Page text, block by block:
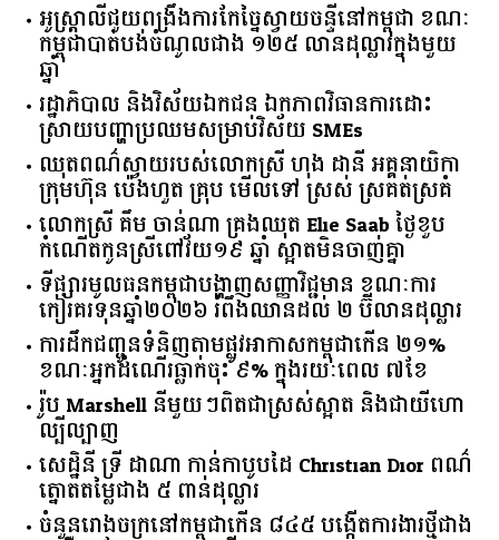
អូស្ត្រាលី​ជួយ​ពង្រឹង​ការ​កែច្នៃ​ស្វាយចន្ទី​នៅ​កម្ពុជា​ ​ខណៈ​
កម្ពុជា​បាត់បង់​ចំណូល​ជាង​ ​១២៥​ ​លាន​ដុល្លារ​ក្នុង​មួយ​
ឆ្នាំ​
រដ្ឋាភិបាល​ ​និង​វិស័យ​ឯកជន ​ឯកភាព​វិធានការ​ដោះ
ស្រាយ​បញ្ហា​ប្រឈម​​សម្រាប់​វិស័យ​ ​SMEs​
ឈុតពណ៌ស្វាយរបស់លោកស្រី ហុង ដានី អគ្គ​នាយិកា​
ក្រុមហ៊ុន ប៉េងហួត គ្រុប មើលទៅ ស្រស់ ស្រគត់ស្រគំ
លោកស្រី គឹម ចាន់ណា គ្រងឈុត Elie Saab ថ្ងៃខួប
កំណើតកូនស្រីពៅវ័យ១៩ ឆ្នាំ ស្អាតមិនចាញ់គ្នា
ទីផ្សារ​មូលធន​កម្ពុជា​បង្ហាញ​សញ្ញា​វិជ្ជមាន​ ​ខណៈ​ការ​
កៀរគរ​ទុន​ឆ្នាំ​២០២៦​ ​រំពឹង​ឈានដល់​ ​២​ ​ប៊ីលាន​ដុល្លារ​
ការដឹកជញ្ជូនទំនិញតាមផ្លូវអាកាសកម្ពុជាកើន ២១%
ខណៈអ្នកដំណើរធ្លាក់ចុះ ៩% ក្នុងរយៈពេល ៧ខែ
រ៉ូប Marshell នីមួយៗពិតជាស្រស់ស្អាត និងជាយីហោ
ល្បីល្បាញ
សេដ្ឋិនី ទ្រី ដាណា កាន់កាបូបដៃ Christian Dior ពណ៌
ត្នោតតម្លៃជាង ៥ ពាន់ដុល្លារ
ចំនួន​រោងចក្រ​នៅ​កម្ពុជា​កើន​ ​៨៤៥​ ​បង្កើត​ការងារ​ថ្មី​ជាង​